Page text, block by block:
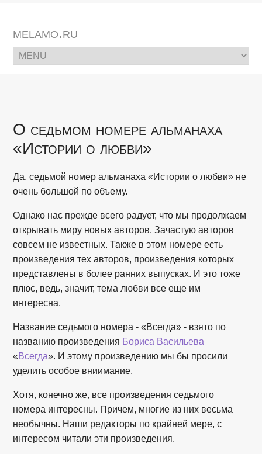
melamo.ru
О седьмом номере альманаха
«Истории о любви»
Да, седьмой номер альманаха «Истории о любви» не
очень большой по объему.
Однако нас прежде всего радует, что мы продолжаем
открывать миру новых авторов. Зачастую авторов
совсем не известных. Также в этом номере есть
произведения тех авторов, произведения которых
представлены в более ранних выпусках. И это тоже
плюс, ведь, значит, тема любви все еще им
интересна.
Название седьмого номера - «Всегда» - взято по
названию произведения Бориса Васильева
«Всегда». И этому произведению мы бы просили
уделить особое вниимание.
Хотя, конечно же, все произведения седьмого
номера интересны. Причем, многие из них весьма
необычны. Наши редакторы по крайней мере, с
интересом читали эти произведения.